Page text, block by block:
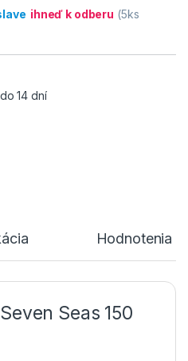
ihneď k odberu (5ks
14 dní
Hodnotenia
Seas 150